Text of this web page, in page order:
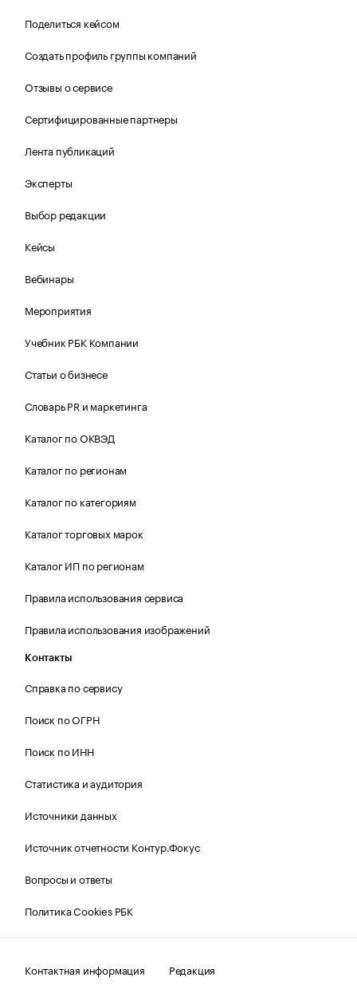
Поделиться кейсом
Создать профиль группы компаний
Отзывы о сервисе
Сертифицированные партнеры
Лента публикаций
Эксперты
Выбор редакции
Кейсы
Вебинары
Мероприятия
Учебник РБК Компании
Статьи о бизнесе
Словарь PR и маркетинга
Каталог по ОКВЭД
Каталог по регионам
Каталог по категориям
Каталог торговых марок
Каталог ИП по регионам
Правила использования сервиса
Правила использования изображений
Контакты
Справка по сервису
Поиск по ОГРН
Поиск по ИНН
Статистика и аудитория
Источники данных
Источник отчетности Контур.Фокус
Вопросы и ответы
Политика Cookies РБК
Контактная информация Редакция